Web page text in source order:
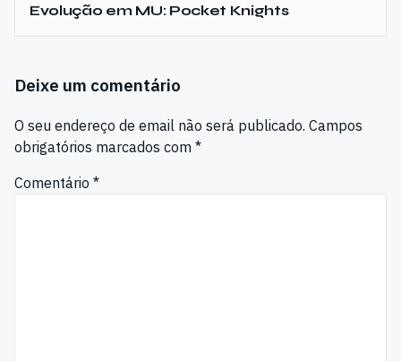
Evolução em MU: Pocket Knights
Deixe um comentário
O seu endereço de email não será publicado. Campos
obrigatórios marcados com *
Comentário *